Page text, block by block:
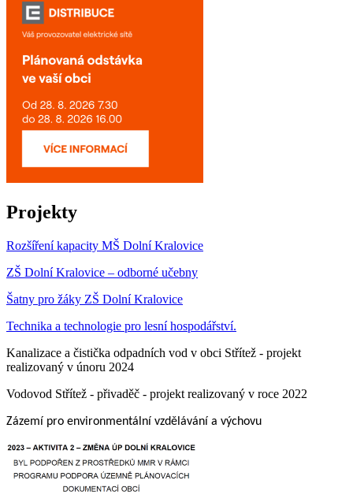
Projekty
Rozšíření kapacity MŠ Dolní Kralovice
ZŠ Dolní Kralovice – odborné učebny
Šatny pro žáky ZŠ Dolní Kralovice
Technika a technologie pro lesní hospodářství.
Kanalizace a čistička odpadních vod v obci Střítež - projekt
realizovaný v únoru 2024
Vodovod Střítež - přivaděč - projekt realizovaný v roce 2022
Zázemí pro environmentální vzdělávání a výchovu